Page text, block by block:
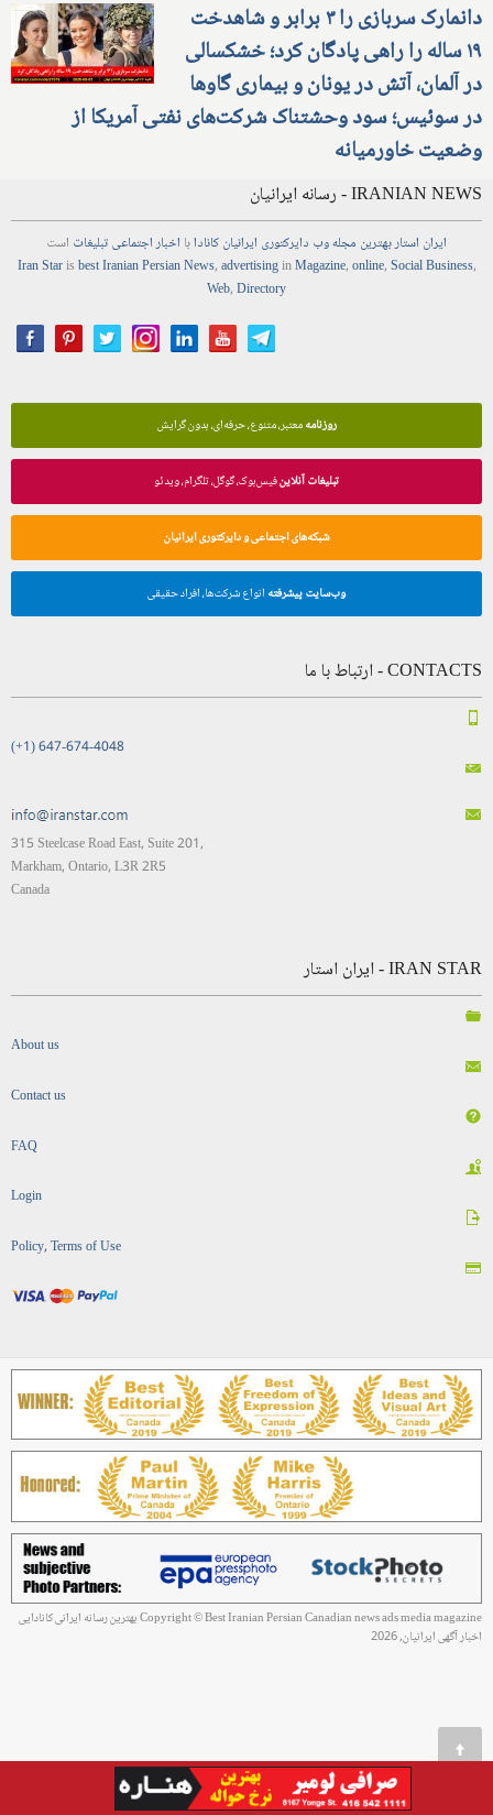
دانمارک سربازی را ۳ برابر و شاهدخت
۱۹ ساله را راهی پادگان کرد؛ خشکسالی
در آلمان، آتش در یونان و بیماری گاوها
در سوئیس؛ سود وحشتناک شرکت‌های نفتی آمریکا از
وضعیت خاورمیانه
IRANIAN NEWS - رسانه ایرانیان
ایران استاربهترین مجلهوب دایرکتوری ایرانیان کانادابا اخباراجتماعیتبلیغات است
Iran Starisbest Iranian PersianNews,advertisinginMagazine,online,Social Business,
Web,Directory
روزنامهمعتبر، متنوع، حرفه‌ای، بدون گرایش
تبلیغات آنلاینفیس‌بوک، گوگل، تلگرام، ویدئو
شبکه‌های اجتماعی و دایرکتوری ایرانیان
وب‌سایت پیشرفته انواع شرکت‌ها، افراد حقیقی
CONTACTS - ارتباط با ما
(+1) 647-674-4048
315 Steelcase Road East, Suite 201,
Markham, Ontario, L3R 2R5
Canada
IRAN STAR - ایران استار
About us
Contact us
FAQ
Login
Policy, Terms of Use
Copyright © Best Iranian Persian Canadian news ads media magazine بهترین رسانه ایرانی کانادایی
اخبار آگهی ایرانیان, 2026